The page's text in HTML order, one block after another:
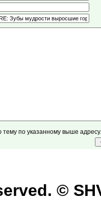
по указанному выше адресу.
©